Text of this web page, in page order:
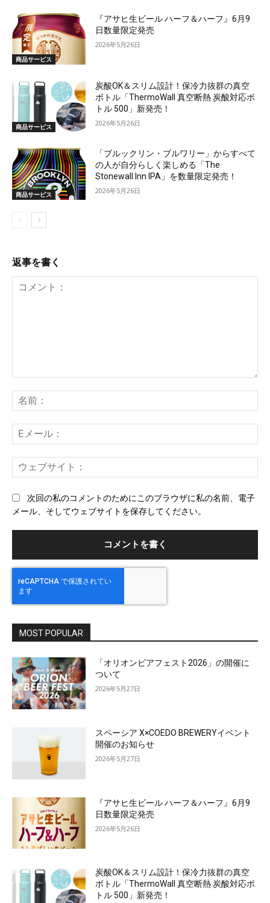
商品サービス
『アサヒ生ビール ハーフ＆ハーフ』6月9
日数量限定発売
2026年5月26日
商品サービス
炭酸OK＆スリム設計！保冷力抜群の真空
ボトル「ThermoWall 真空断熱 炭酸対応ボ
トル 500」新発売！
2026年5月26日
商品サービス
「ブルックリン・ブルワリー」からすべて
の人が自分らしく楽しめる「The
Stonewall Inn IPA」を数量限定発売！
2026年5月26日
返事を書く
ン
ト：
前
メ
ー
ェ
次回の私のコメントのためにこのブラウザに私の名前、電子
メール、そしてウェブサイトを保存してください。
MOST POPULAR
「オリオンビアフェスト2026」の開催に
ついて
2026年5月27日
スペーシア X×COEDO BREWERYイベント
開催のお知らせ
2026年5月27日
『アサヒ生ビール ハーフ＆ハーフ』6月9
日数量限定発売
2026年5月26日
炭酸OK＆スリム設計！保冷力抜群の真空
ボトル「ThermoWall 真空断熱 炭酸対応ボ
トル 500」新発売！